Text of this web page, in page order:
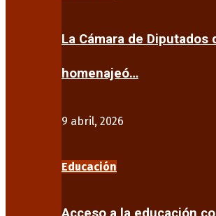
La Cámara de Diputados
homenajeó…
9 abril, 2026
Educación